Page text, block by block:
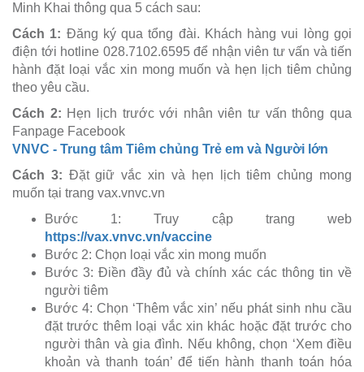
Minh Khai thông qua 5 cách sau:
Cách 1: Đăng ký qua tổng đài. Khách hàng vui lòng gọi
điện tới hotline 028.7102.6595 để nhận viên tư vấn và tiến
hành đặt loại vắc xin mong muốn và hẹn lịch tiêm chủng
theo yêu cầu.
Cách 2: Hẹn lịch trước với nhân viên tư vấn thông qua
Fanpage Facebook
VNVC - Trung tâm Tiêm chủng Trẻ em và Người lớn
Cách 3: Đặt giữ vắc xin và hẹn lịch tiêm chủng mong
muốn tại trang vax.vnvc.vn
Bước 1: Truy cập trang web
https://vax.vnvc.vn/vaccine
Bước 2: Chọn loại vắc xin mong muốn
Bước 3: Điền đầy đủ và chính xác các thông tin về
người tiêm
Bước 4: Chọn ‘Thêm vắc xin’ nếu phát sinh nhu cầu
đặt trước thêm loại vắc xin khác hoặc đặt trước cho
người thân và gia đình. Nếu không, chọn ‘Xem điều
khoản và thanh toán’ để tiến hành thanh toán hóa